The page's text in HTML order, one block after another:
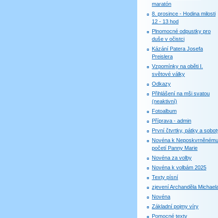
maratón
8. prosince - Hodina milosti
12 - 13 hod
Plnomocné odpustky pro
duše v očistci
Kázání Patera Josefa
Preislera
Vzpomínky na oběti I.
světové války
Odkazy
Přihlášení na mši svatou
(neaktivní)
Fotoalbum
Příprava - admin
První čtvrtky, pátky a
Novéna k Neposkvrněnému
početí Panny Marie
Novéna za volby
Novéna k volbám 2025
Texty písní
zjevení Archanděla
Novéna
Základní pojmy víry
Pomocné texty